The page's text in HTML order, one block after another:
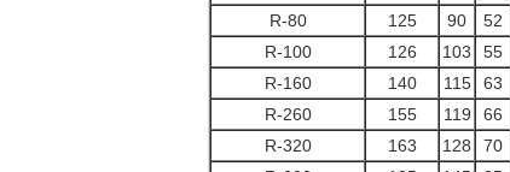
R-80
125 90 52
R-100
126 103 55
R-160
140 115 63
R-260
155 119 66
R-320
163 128 70